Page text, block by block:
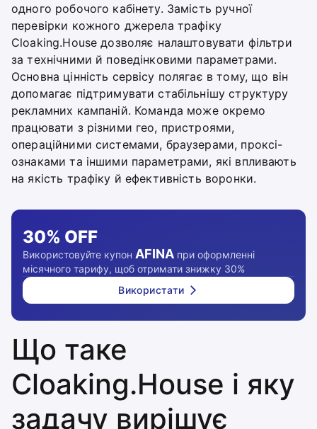
одного робочого кабінету. Замість ручної
перевірки кожного джерела трафіку
Cloaking.House дозволяє налаштовувати фільтри
за технічними й поведінковими параметрами.
Основна цінність сервісу полягає в тому, що він
допомагає підтримувати стабільнішу структуру
рекламних кампаній. Команда може окремо
працювати з різними гео, пристроями,
операційними системами, браузерами, проксі-
ознаками та іншими параметрами, які впливають
на якість трафіку й ефективність воронки.
30% OFF
Використовуйте купон AFINA при оформленні
місячного тарифу, щоб отримати знижку 30%
Використати
Що таке
Cloaking.House і яку
задачу вирішує